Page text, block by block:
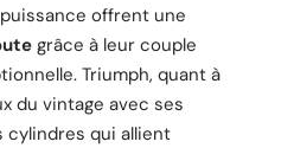
offrent une
grâce à leur couple
Triumph, quant à
du vintage avec ses
cylindres qui allient